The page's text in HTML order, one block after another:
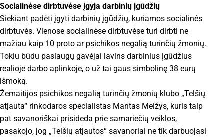
Socialinėse dirbtuvėse įgyja darbinių įgūdžių
Siekiant padėti įgyti darbinių įgūdžių, kuriamos socialinės
dirbtuvės. Vienose socialinėse dirbtuvėse turi dirbti ne
mažiau kaip 10 proto ar psichikos negalią turinčių žmonių.
Tokiu būdu paslaugų gavėjai lavins darbinius įgūdžius
realioje darbo aplinkoje, o už tai gaus simbolinę 38 eurų
išmoką.
Žemaitijos psichikos negalią turinčių žmonių klubo „Telšių
atjauta“ rinkodaros specialistas Mantas Meižys, kuris taip
pat savanoriškai prisideda prie samariečių veiklos,
pasakojo, jog „Telšių atjautos“ savanoriai ne tik darbuojasi